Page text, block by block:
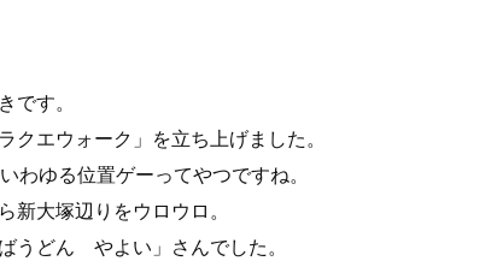
です。
クエウォーク」を立ち上げました。
わゆる位置ゲーってやつですね。
新大塚辺りをウロウロ。
うどん やよい」さんでした。